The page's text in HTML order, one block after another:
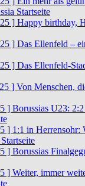
Startseite
] Happy birthday,
] Das Ellenfeld –
] Das Ellenfeld-
] Von Menschen,
] Borussias U23:
] 1:1 in Herrensohr:
Startseite
] Borussias
] Weiter, immer